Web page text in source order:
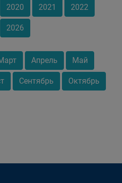
2020 2021 2022
2026
Апрель Май
Сентябрь Октябрь